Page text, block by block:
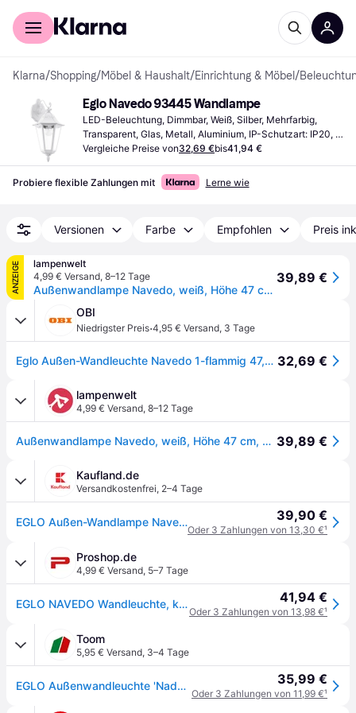
Für Shopper
Klarna/Shopping/Möbel & Haushalt/Einrichtung & Möbel /
Eglo Navedo 93445 Wandlampe
LED-Beleuchtung, Dimmbar, Weiß, Silber, Mehrfarbig,
Transparent, Glas, Metall, Aluminium, IP-Schutzart: IP20,
IP44, Lampensockel: E27
Vergleiche Preise von32,69 €bis41,94 €
Probiere flexible Zahlungen mit Lerne wie
Versionen Farbe Empfohlen Preis
ANZEIGE
lampenwelt
4,99 € Versand, 8–12 Tage
Außenwandlampe Navedo, weiß, Höhe 47 cm, Metall, abwärts
39,89 €
OBI
Niedrigster Preis·4,95 € Versand, 3 Tage
Eglo Außen-Wandleuchte Navedo 1-flammig 47,5 cm x 20 cm Weiß 32,69 €
lampenwelt
4,99 € Versand, 8–12 Tage
Außenwandlampe Navedo, weiß, Höhe 47 cm, Metall, abwärts 39,89 €
Kaufland.de
Versandkostenfrei, 2–4 Tage
EGLO Außen-Wandlampe Navedo, 1 flammige Außenleuchte, Wandleuchte aus Aluguss und Glas, Farbe: Weiß, Fassung: E27, IP44 39,90 €
Oder 3 Zahlungen von 13,30 €¹
Proshop.de
4,99 € Versand, 5–7 Tage
EGLO NAVEDO Wandleuchte, klar 41,94 €
Oder 3 Zahlungen von 13,98 €¹
Toom
5,95 € Versand, 3–4 Tage
EGLO Außenwandleuchte 'Nadela' 60 W IP 44 21,5 x 29 cm 35,99 €
Oder 3 Zahlungen von 11,99 €¹